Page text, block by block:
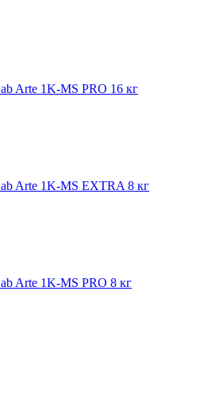
Arte 1K-MS PRO 16 кг
Arte 1K-MS EXTRA 8 кг
Arte 1K-MS PRO 8 кг